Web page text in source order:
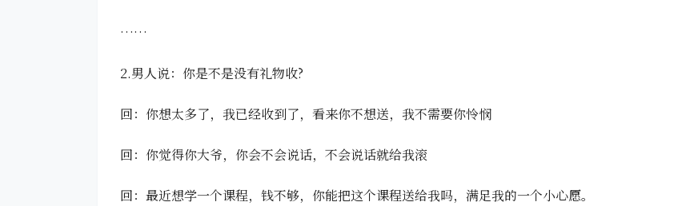
……
2.男人说：你是不是没有礼物收?
回：你想太多了，我已经收到了，看来你不想送，我不需要你怜悯
回：你觉得你大爷，你会不会说话，不会说话就给我滚
回：最近想学一个课程，钱不够，你能把这个课程送给我吗，满足我的一个小心愿。